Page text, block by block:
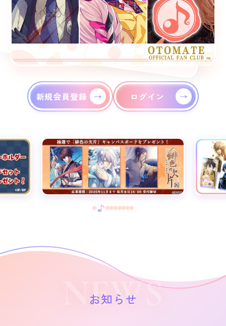
新規会員登録 ログイン
NEWS
お知らせ